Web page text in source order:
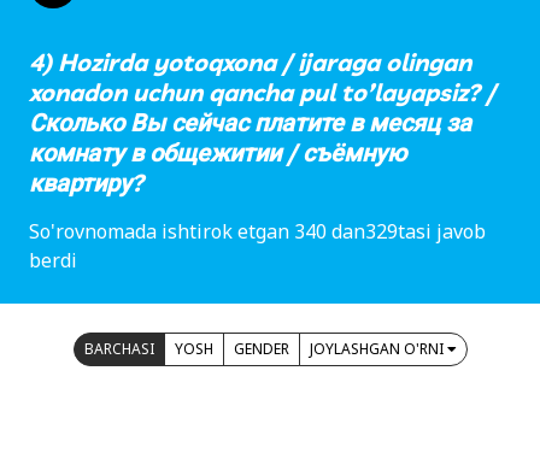
4) Hozirda yotoqxona / ijaraga olingan
xonadon uchun qancha pul to’layapsiz? /
Сколько Вы сейчас платите в месяц за
комнату в общежитии / съёмную
квартиру?
So'rovnomada ishtirok etgan 340 dan329tasi javob
berdi
BARCHASI YOSH GENDER JOYLASHGAN O'RNI